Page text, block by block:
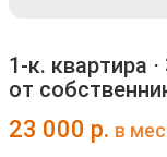
1-к. квартира ⋅
от
23 000 р. в